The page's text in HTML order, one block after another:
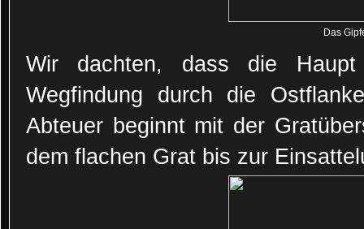
Das
Wir dachten, dass die
Wegfindung durch die
Abteuer beginnt mit der
dem flachen Grat bis zur